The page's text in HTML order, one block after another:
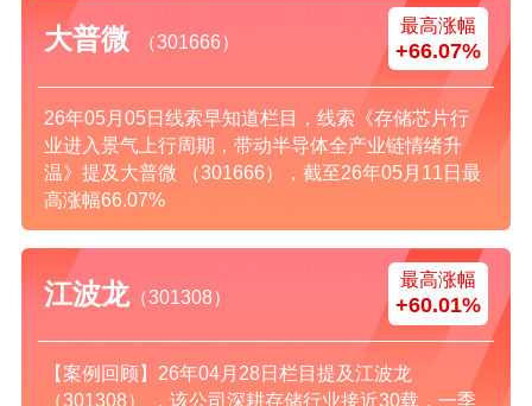
大普微 （301666）
最高涨幅
+66.07%
26年05月05日线索早知道栏目，线索《存储芯片行
业进入景气上行周期，带动半导体全产业链情绪升
温》提及大普微 （301666），截至26年05月11日最
高涨幅66.07%
江波龙（301308）
最高涨幅
+60.01%
【案例回顾】26年04月28日栏目提及江波龙
（301308） ，该公司深耕存储行业接近30载，一季